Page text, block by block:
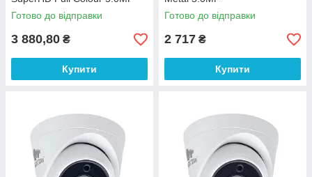
Готово до відправки
3 880,80 ₴
Купити
Готово до відправки
2 717 ₴
Купити